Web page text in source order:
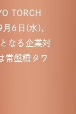
TORCH
6日(水)、
なる企業対
常盤橋タワ